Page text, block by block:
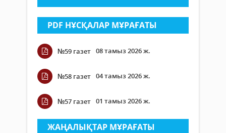
PDF НҰСҚАЛАР МҰРАҒАТЫ
№59 газет 08 тамыз 2026 ж.
№58 газет 04 тамыз 2026 ж.
№57 газет 01 тамыз 2026 ж.
ЖАҢАЛЫҚТАР МҰРАҒАТЫ